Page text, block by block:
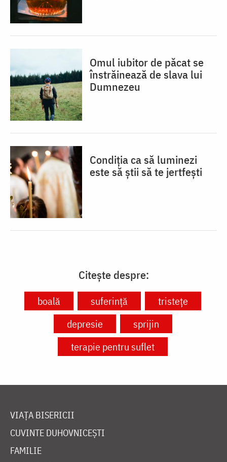
Omul iubitor de păcat se
înstrăinează de slava lui
Dumnezeu
Condiția ca să luminezi
este să știi să te jertfești
Citește despre:
boală suferință
tristețe
depresie
sprijin
terapie pentru suflet
VIAȚA BISERICII
CUVINTE DUHOVNICEȘTI
FAMILIE